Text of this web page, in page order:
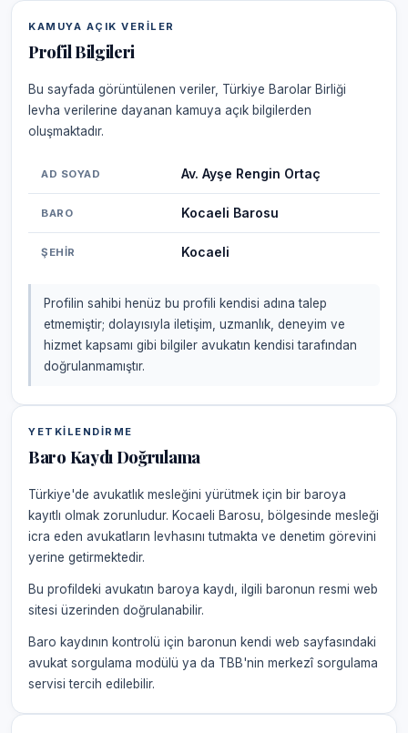
KAMUYA AÇIK VERILER
Profil Bilgileri
Bu sayfada görüntülenen veriler, Türkiye Barolar Birliği
levha verilerine dayanan kamuya açık bilgilerden
oluşmaktadır.
AD SOYAD Av. Ayşe Rengin Ortaç
BARO Kocaeli Barosu
ŞEHIR Kocaeli
Profilin sahibi henüz bu profili kendisi adına talep
etmemiştir; dolayısıyla iletişim, uzmanlık, deneyim ve
hizmet kapsamı gibi bilgiler avukatın kendisi tarafından
doğrulanmamıştır.
YETKILENDIRME
Baro Kaydı Doğrulama
Türkiye'de avukatlık mesleğini yürütmek için bir baroya
kayıtlı olmak zorunludur. Kocaeli Barosu, bölgesinde mesleği
icra eden avukatların levhasını tutmakta ve denetim görevini
yerine getirmektedir.
Bu profildeki avukatın baroya kaydı, ilgili baronun resmi web
sitesi üzerinden doğrulanabilir.
Baro kaydının kontrolü için baronun kendi web sayfasındaki
avukat sorgulama modülü ya da TBB'nin merkezî sorgulama
servisi tercih edilebilir.